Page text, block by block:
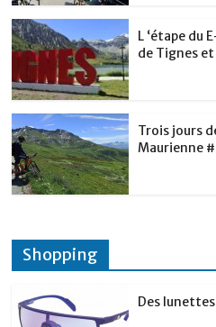
L ‘étape du
de Tignes et
Trois jours
Maurienne
Shopping
Des